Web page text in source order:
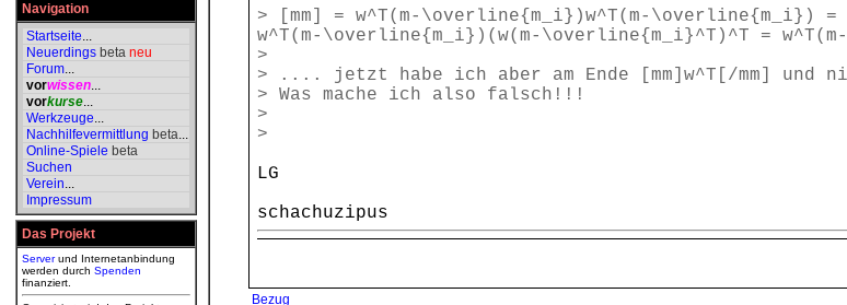
Navigation
Startseite...
Neuerdings beta neu
Forum...
vorwissen...
vorkurse...
Werkzeuge...
Nachhilfevermittlung beta...
Online-Spiele beta
Suchen
Verein...
Impressum
Das Projekt
Serverund Internetanbindung
werden durch Spenden
finanziert.
> [mm] = w^T(m-\overline{m_i})w^T(m-\overline{m_i})
w^T(m-\overline{m_i})(w(m-\overline{m_i}^T)^T =
>
> .... jetzt habe ich aber am Ende [mm]w^T[/mm] und
> Was mache ich also falsch!!!
>
>
LG
schachuzipus
Bezug